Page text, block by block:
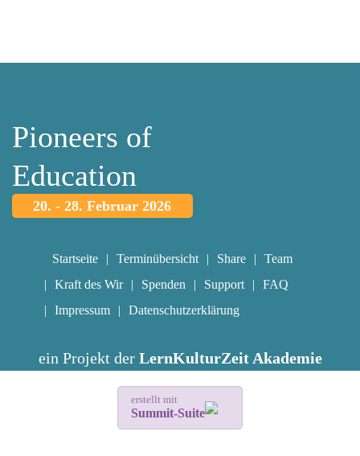
Pioneers of
Education
20. - 28. Februar 2026
Startseite Terminübersicht Share
Team
Kraft des Wir
Spenden Support
FAQ
Impressum
Datenschutzerklärung
ein Projekt der LernKulturZeit Akademie
erstellt mit
Summit-Suite